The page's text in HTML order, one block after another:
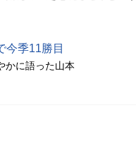
今季11勝目
かに語った山本